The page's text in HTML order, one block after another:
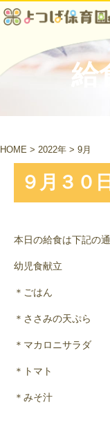
給
HOME > 2022年 > 9月
９月３０
本日の給食は下記の通
幼児食献立
＊ごはん
＊ささみの天ぷら
＊マカロニサラダ
＊トマト
＊みそ汁